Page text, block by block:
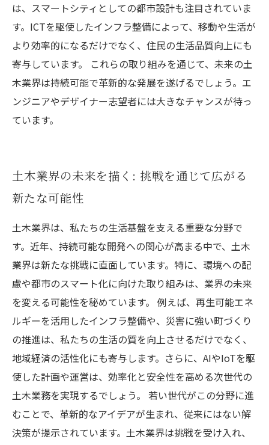
は、スマートシティとしての都市設計も注目されていま
す。ICTを駆使したインフラ整備によって、移動や生活が
より効率的になるだけでなく、住民の生活品質向上にも
寄与しています。 これらの取り組みを通じて、未来の土
木業界は持続可能で革新的な発展を遂げるでしょう。エ
ンジニアやデザイナー志望者には大きなチャンスが待っ
ています。
土木業界の未来を描く: 挑戦を通じて広がる
新たな可能性
土木業界は、私たちの生活基盤を支える重要な分野で
す。近年、持続可能な開発への関心が高まる中で、土木
業界は新たな挑戦に直面しています。特に、環境への配
慮や都市のスマート化に向けた取り組みは、業界の未来
を変える可能性を秘めています。 例えば、再生可能エネ
ルギーを活用したインフラ整備や、災害に強い町づくり
の推進は、私たちの生活の質を向上させるだけでなく、
地域経済の活性化にも寄与します。さらに、AIやIoTを駆
使した計画や運営は、効率化と安全性を高める次世代の
土木業務を実現するでしょう。 若い世代がこの分野に進
むことで、革新的なアイデアが生まれ、従来にはない解
決策が提示されています。土木業界は挑戦を受け入れ、